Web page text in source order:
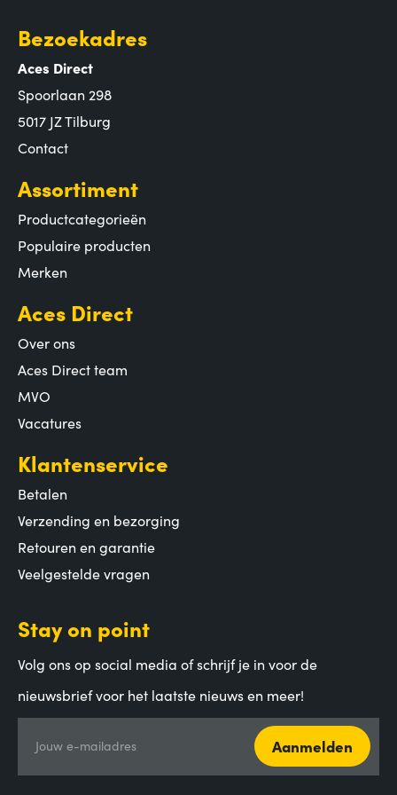
Bezoekadres
Aces Direct
Spoorlaan 298
5017 JZ Tilburg
Contact
Assortiment
Productcategorieën
Populaire producten
Merken
Aces Direct
Over ons
Aces Direct team
MVO
Vacatures
Klantenservice
Betalen
Verzending en bezorging
Retouren en garantie
Veelgestelde vragen
Stay on point
Volg ons op social media of schrijf je in voor de
nieuwsbrief voor het laatste nieuws en meer!
Jouw e-mailadres Aanmelden